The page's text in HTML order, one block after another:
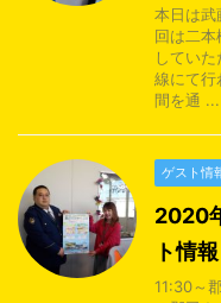
本日は武
回は二
してい
線にて行
間を通 ...
ゲスト情
2020
ト情報
11:30～